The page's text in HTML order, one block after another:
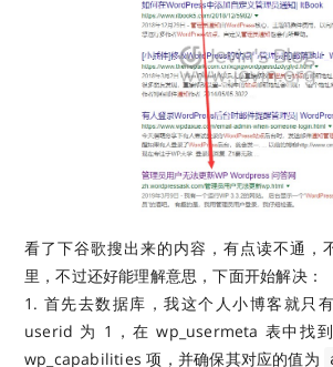
看了下谷歌搜出来的内容，有点读不通，
里，不过还好能理解意思，下面开始解决：
1. 首先去数据库，我这个人小博客就只
userid 为 1，在 wp_usermeta 表中找
wp_capabilities 项，并确保其对应的值为